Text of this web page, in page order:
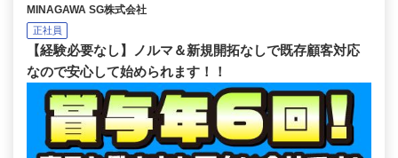
MINAGAWA SG株式会社
正社員
【経験必要なし】ノルマ＆新規開拓なしで既存顧客対応
なので安心して始められます！！